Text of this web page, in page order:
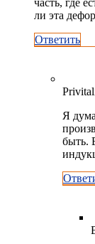
ли эта
Ответить
Я
быть.